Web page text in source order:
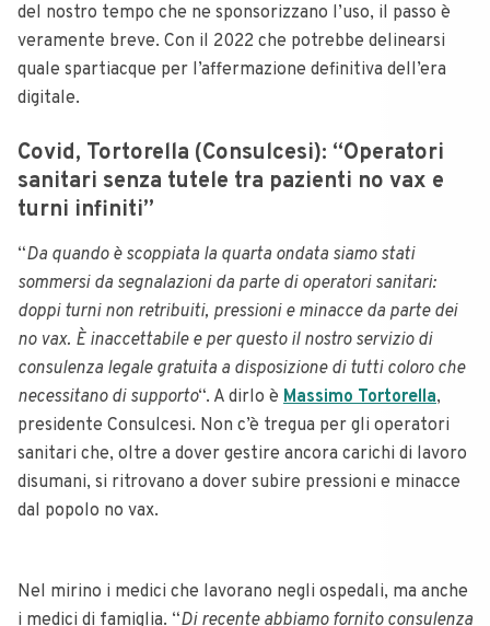
del nostro tempo che ne sponsorizzano l’uso, il passo è
veramente breve. Con il 2022 che potrebbe delinearsi
quale spartiacque per l’affermazione definitiva dell’era
digitale.
Covid, Tortorella (Consulcesi): “Operatori
sanitari senza tutele tra pazienti no vax e
turni infiniti”
“Da quando è scoppiata la quarta ondata siamo stati
sommersi da segnalazioni da parte di operatori sanitari:
doppi turni non retribuiti, pressioni e minacce da parte dei
no vax. È inaccettabile e per questo il nostro servizio di
consulenza legale gratuita a disposizione di tutti coloro che
necessitano di supporto“. A dirlo è Massimo Tortorella,
presidente Consulcesi. Non c’è tregua per gli operatori
sanitari che, oltre a dover gestire ancora carichi di lavoro
disumani, si ritrovano a dover subire pressioni e minacce
dal popolo no vax.
Nel mirino i medici che lavorano negli ospedali, ma anche
i medici di famiglia. “Di recente abbiamo fornito consulenza